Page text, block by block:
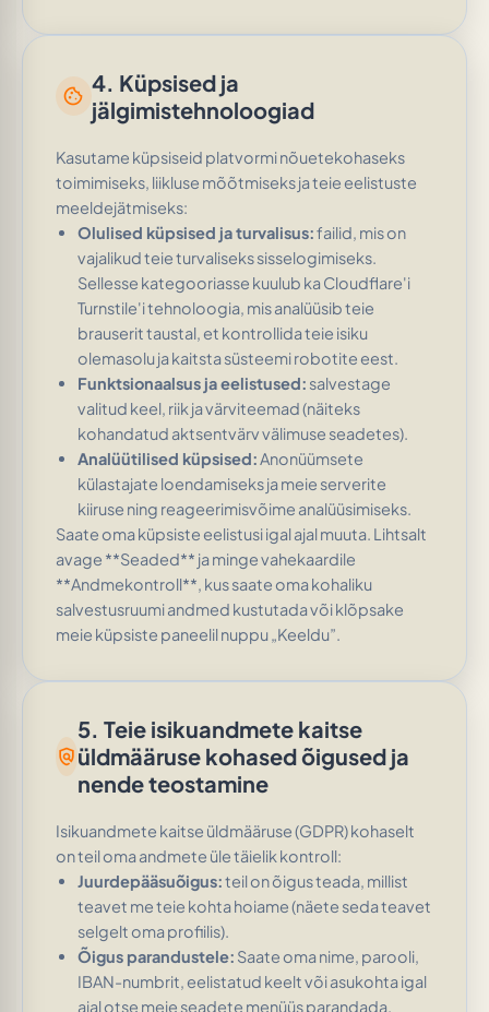
cookie 4. Küpsised ja
jälgimistehnoloogiad
Kasutame küpsiseid platvormi nõuetekohaseks
toimimiseks, liikluse mõõtmiseks ja teie eelistuste
meeldejätmiseks:
Olulised küpsised ja turvalisus:failid, mis on
vajalikud teie turvaliseks sisselogimiseks.
Sellesse kategooriasse kuulub ka Cloudflare'i
Turnstile'i tehnoloogia, mis analüüsib teie
brauserit taustal, et kontrollida teie isiku
olemasolu ja kaitsta süsteemi robotite eest.
Funktsionaalsus ja eelistused: salvestage
valitud keel, riik ja värviteemad (näiteks
kohandatud aktsentvärv välimuse seadetes).
Analüütilised küpsised:Anonüümsete
külastajate loendamiseks ja meie serverite
kiiruse ning reageerimisvõime analüüsimiseks.
Saate oma küpsiste eelistusi igal ajal muuta. Lihtsalt
avage **Seaded** ja minge vahekaardile
**Andmekontroll**, kus saate oma kohaliku
salvestusruumi andmed kustutada või klõpsake
meie küpsiste paneelil nuppu „Keeldu”.
policy
5. Teie isikuandmete kaitse
üldmääruse kohased õigused ja
nende teostamine
Isikuandmete kaitse üldmääruse (GDPR) kohaselt
on teil oma andmete üle täielik kontroll:
Juurdepääsuõigus:teil on õigus teada, millist
teavet me teie kohta hoiame (näete seda teavet
selgelt oma profiilis).
Õigus parandustele: Saate oma nime, parooli,
IBAN-numbrit, eelistatud keelt või asukohta igal
ajal otse meie seadete menüüs parandada.